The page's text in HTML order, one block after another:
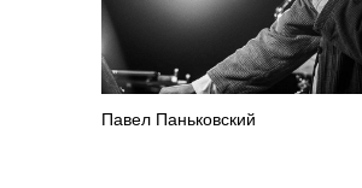
Павел Паньковский